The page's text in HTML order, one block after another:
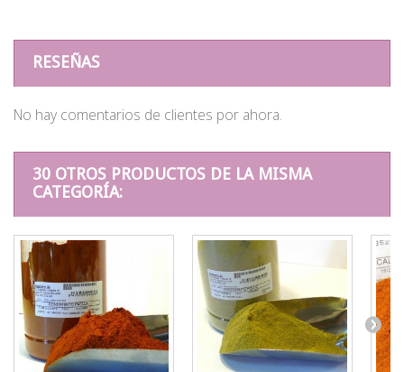
RESEÑAS
No hay comentarios de clientes por ahora.
30 OTROS PRODUCTOS DE LA MISMA
CATEGORÍA: